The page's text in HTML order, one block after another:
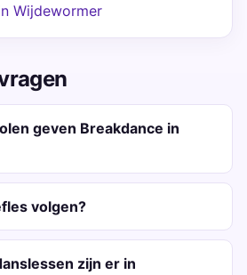
Wijdewormer
geven Breakdance in
volgen?
zijn er in